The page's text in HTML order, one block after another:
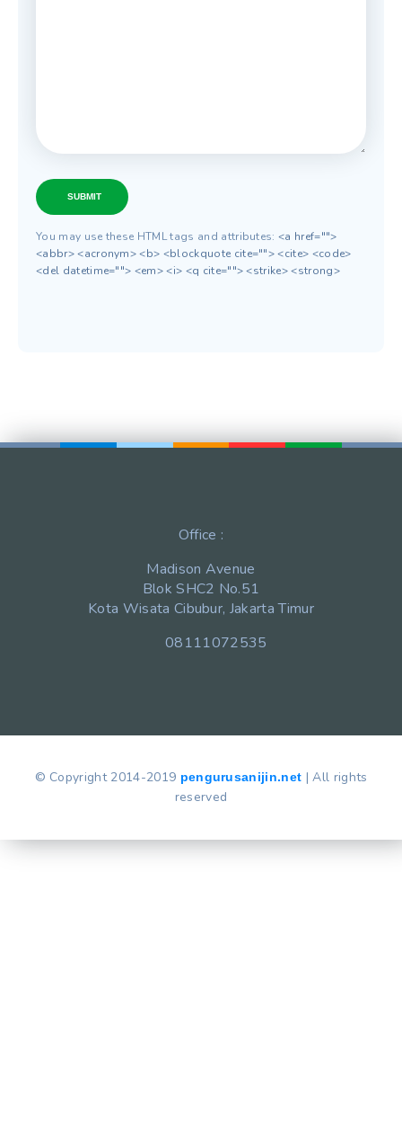
SUBMIT
You may use these HTML tags and attributes:<a href="">
<abbr> <acronym> <b> <blockquote cite=""> <cite> <code>
<del datetime=""> <em> <i> <q cite=""> <strike> <strong>
Office :
Madison Avenue
Blok SHC2 No.51
Kota Wisata Cibubur, Jakarta Timur
08111072535
© Copyright 2014-2019 pengurusanijin.net | All rights
reserved